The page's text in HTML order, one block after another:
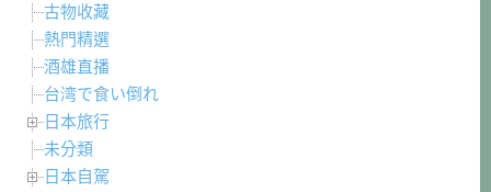
古物收藏
熱門精選
酒雄直播
台湾で食い倒れ
日本旅行
未分類
日本自駕